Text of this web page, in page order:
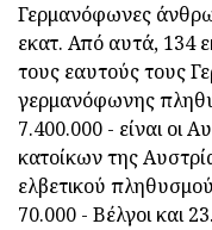
Γερμανόφωνες
εκατ. Από αυτά, 134
τους εαυτούς τους
γερμανόφωνης
7.400.000 - είναι οι
κατοίκων της
ελβετικού
70.000 - Βέλγοι και